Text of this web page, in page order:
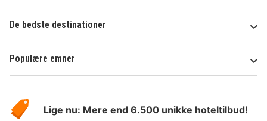
De bedste destinationer
Populære emner
HotelSpecials
Lige nu: Mere end 6.500 unikke hoteltilbud!